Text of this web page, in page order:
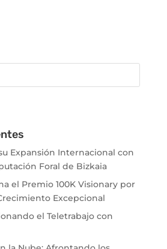
Expansión Internacional con
Foral de Bizkaia
el Premio 100K Visionary por
Excepcional
el Teletrabajo con